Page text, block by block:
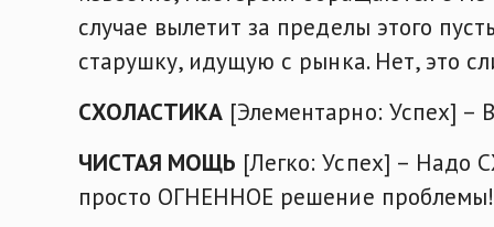
случае вылетит за пределы этого
старушку, идущую с рынка. Нет, это
СХОЛАСТИКА [Элементарно: Успех] –
ЧИСТАЯ МОЩЬ [Легко: Успех] – Надо
просто ОГНЕННОЕ решение проблемы!